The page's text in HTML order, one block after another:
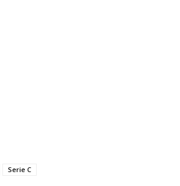
Serie C